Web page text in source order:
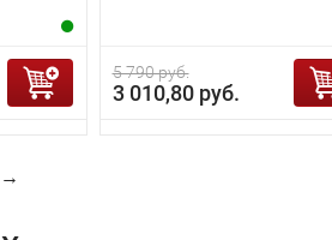
5 790 руб.
3 010,80 руб.
→